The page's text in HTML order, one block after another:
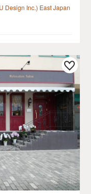
Design Inc.) East Japan